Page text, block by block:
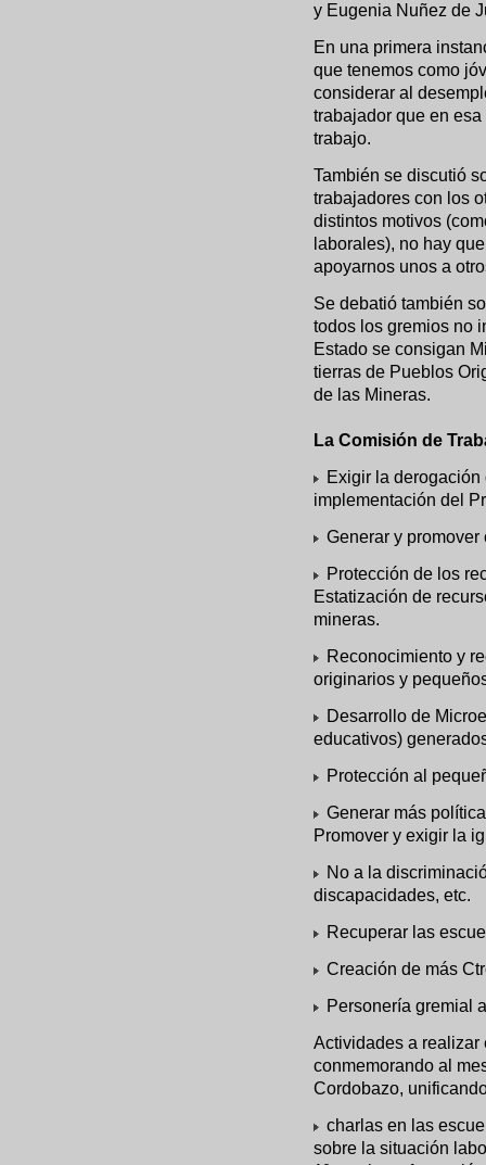
y Eugenia Nuñez de
En una primera
que tenemos como
considerar al
trabajador que en
trabajo.
También se discutió
trabajadores con los
distintos motivos
laborales), no hay
apoyarnos unos a
Se debatió también
todos los gremios no
Estado se consigan
tierras de Pueblos
de las Mineras.
La Comisión de
Exigir la
implementación del
Generar y
Protección de los
Estatización de
mineras.
Reconocimiento y
originarios y
Desarrollo de
educativos)
Protección al
Generar más
Promover y exigir la
No a la
discapacidades, etc.
Recuperar las
Creación de más
Personería gremial
Actividades a realizar
conmemorando al
Cordobazo,
charlas en las
sobre la situación